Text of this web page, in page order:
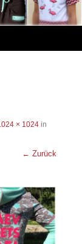
× 1024in
← Zurück